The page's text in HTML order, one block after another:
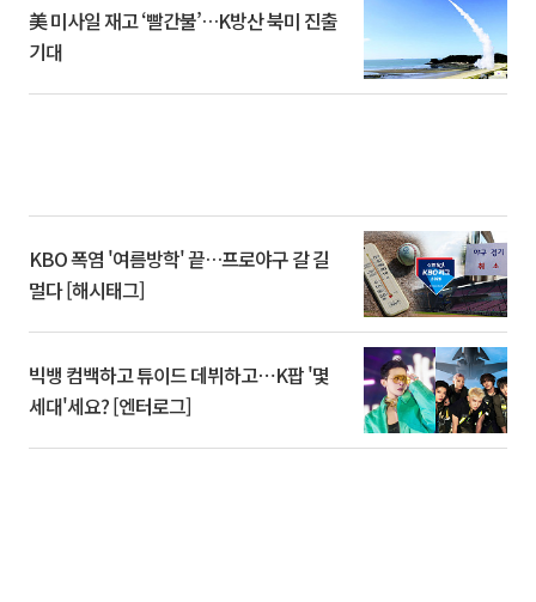
美 미사일 재고 ‘빨간불’…K방산 북미 진출
기대
KBO 폭염 '여름방학' 끝…프로야구 갈 길
멀다 [해시태그]
빅뱅 컴백하고 튜이드 데뷔하고⋯K팝 '몇
세대'세요? [엔터로그]